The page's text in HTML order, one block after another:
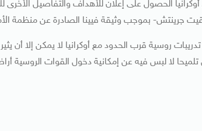
جرينتش- بموجب وثيقة فيينا الصادرة عن منظمة
تدريبات روسية قرب الحدود مع أوكرانيا لا يمكن إلا أن
لا لبس فيه عن إمكانية دخول القوات الروسية